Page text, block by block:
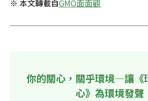
※ 本文轉載自GMO面面觀
你的關心，關乎環境—讓《
心》為環境發聲